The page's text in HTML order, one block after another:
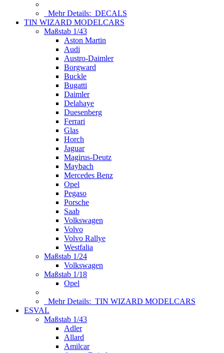
Mehr Details: DECALS
TIN WIZARD MODELCARS
Maßstab 1/43
Aston Martin
Audi
Austro-Daimler
Borgward
Buckle
Bugatti
Daimler
Delahaye
Duesenberg
Ferrari
Glas
Horch
Jaguar
Magirus-Deutz
Maybach
Mercedes Benz
Opel
Pegaso
Porsche
Saab
Volkswagen
Volvo
Volvo Rallye
Westfalia
Maßstab 1/24
Volkswagen
Maßstab 1/18
Opel
Mehr Details: TIN WIZARD MODELCARS
ESVAL
Maßstab 1/43
Adler
Allard
Amilcar